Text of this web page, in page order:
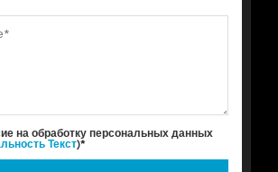
на обработку персональных данных
Текст)*